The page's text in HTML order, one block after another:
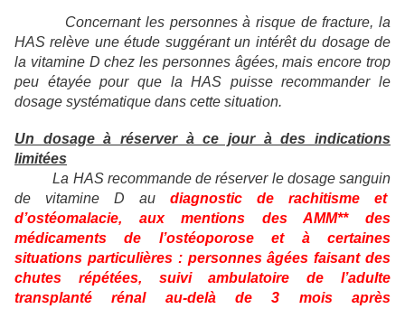
Concernant les personnes à risque de fracture, la
HAS relève une étude suggérant un intérêt du dosage de
la vitamine D chez les personnes âgées, mais encore trop
peu étayée pour que la HAS puisse recommander le
dosage systématique dans cette situation.
Un dosage à réserver à ce jour à des indications
limitées
La HAS recommande de réserver le dosage sanguin
de vitamine D au diagnostic de rachitisme et
d’ostéomalacie, aux mentions des AMM** des
médicaments de l’ostéoporose et à certaines
situations particulières : personnes âgées faisant des
chutes répétées, suivi ambulatoire de l’adulte
transplanté rénal au-delà de 3 mois après